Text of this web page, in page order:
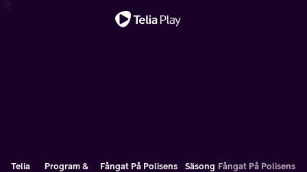
Telia
Program &
Fångat På Polisens
Säsong Fångat På Polisens